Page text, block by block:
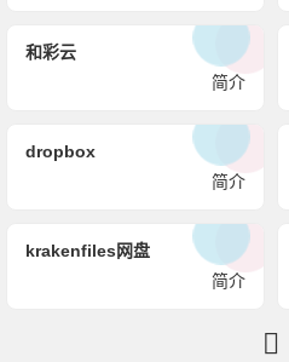
和彩云
简介
dropbox
简介
krakenfiles网盘
简介